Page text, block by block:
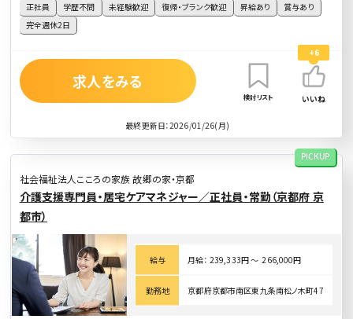
正社員 学歴不問 未経験歓迎 復帰・ブランク歓迎 昇給あり
賞与あり
完全週休2日
最終更新日：2026/01/26(月)
求人をみる
検討リスト
+6
いいね
社会福祉法人こころの家族 故郷の家・京都
PICKUP
介護支援専門員・居宅ケアマネジャー／正社員・常勤（京都府 京
都市）
給与 月給： 239,333円 〜 266,000円
勤務地 京都府京都市南区東九条南松ノ木町47